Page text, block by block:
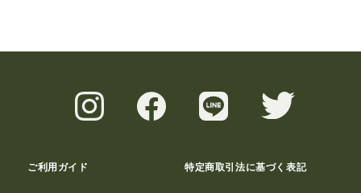
ご利用ガイド 特定商取引法に基づく表記